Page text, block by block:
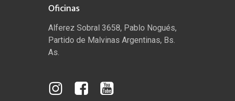
Oficinas
Alferez Sobral 3658, Pablo Nogués,
Partido de Malvinas Argentinas, Bs.
As.